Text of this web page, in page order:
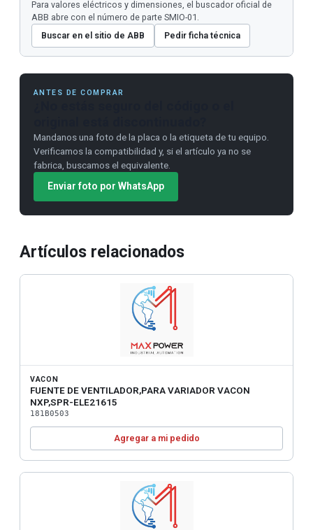
Para valores eléctricos y dimensiones, el buscador oficial de
ABB abre con el número de parte SMIO-01.
Buscar en el sitio de ABB
Pedir ficha técnica
ANTES DE COMPRAR
Mandanos una foto de la placa o la etiqueta de tu equipo.
Verificamos la compatibilidad y, si el artículo ya no se
fabrica, buscamos el equivalente.
Enviar foto por WhatsApp
Artículos relacionados
VACON
FUENTE DE VENTILADOR,PARA VARIADOR VACON
NXP,SPR-ELE21615
181B0503
Agregar a mi pedido